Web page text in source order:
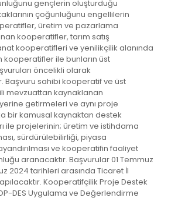
gençlerin oluşturduğu
çoğunluğunu engellilerin
üretim ve pazarlama
kooperatifler, tarım satış
kooperatifleri ve yenilikçilik alanında
ile bunların üst
öncelikli olarak
Başvuru sahibi kooperatif ve üst
mevzuattan kaynaklanan
getirmeleri ve aynı proje
bir kamusal kaynaktan destek
ile projelerinin; üretim ve istihdama
sürdürülebilirliği, piyasa
ve kooperatifin faaliyet
aranacaktır. Başvurular 01 Temmuz
2024 tarihleri arasında Ticaret İl
Kooperatifçilik Proje Destek
DES Uygulama ve Değerlendirme